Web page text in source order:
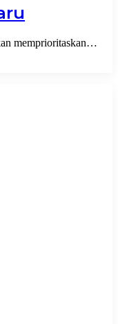
memprioritaskan…